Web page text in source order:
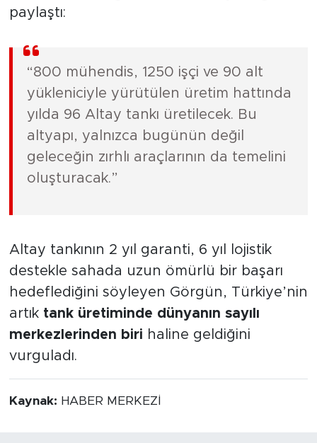
paylaştı:
“800 mühendis, 1250 işçi ve 90 alt
yükleniciyle yürütülen üretim hattında
yılda 96 Altay tankı üretilecek. Bu
altyapı, yalnızca bugünün değil
geleceğin zırhlı araçlarının da temelini
oluşturacak.”
Altay tankının 2 yıl garanti, 6 yıl lojistik
destekle sahada uzun ömürlü bir başarı
hedeflediğini söyleyen Görgün, Türkiye’nin
artık tank üretiminde dünyanın sayılı
merkezlerinden biri haline geldiğini
vurguladı.
Kaynak: HABER MERKEZİ